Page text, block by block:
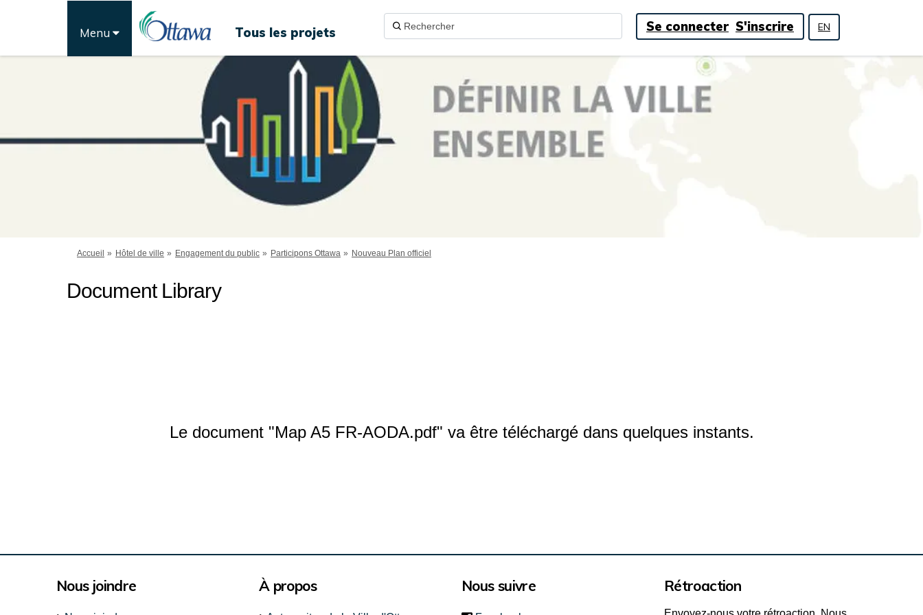
Menu EN
Tous les projets Se connecter S'inscrire
Vous êtes ici:
Accueil Hôtel de ville Engagement du public Participons Ottawa Nouveau Plan officiel
Document Library
Le document "Map A5 FR-AODA.pdf" va être téléchargé dans quelques instants.
Nous joindre À propos Nous suivre Rétroaction